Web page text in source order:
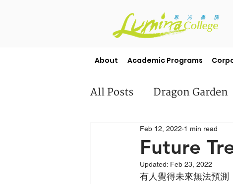
About Academic Programs
All Posts Dragon Garden
Student Stories
Future
Feb 12, 2022 1 min read
Updated: Feb 23, 2022
有人覺得未來無法預測